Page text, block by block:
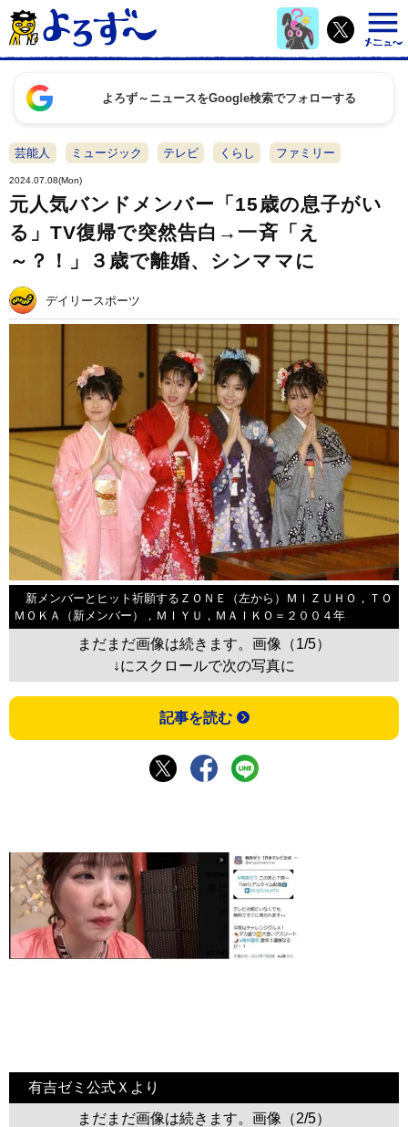
よろず～ニュースをGoogle検索でフォローする
芸能人 ミュージック テレビ くらし ファミリー
2024.07.08(Mon)
元人気バンドメンバー「15歳の息子がい
る」TV復帰で突然告白→一斉「え
～？！」３歳で離婚、シンママに
デイリースポーツ
新メンバーとヒット祈願するＺＯＮＥ（左から）ＭＩＺＵＨＯ，ＴＯ
ＭＯＫＡ（新メンバー），ＭＩＹＵ，ＭＡＩＫＯ＝２００４年
まだまだ画像は続きます。画像（1/5）
↓にスクロールで次の写真に
記事を読む
有吉ゼミ公式Ｘより
まだまだ画像は続きます。画像（2/5）